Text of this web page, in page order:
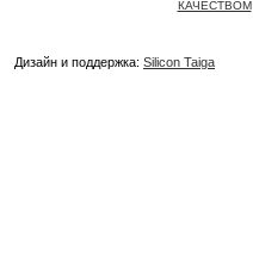
КАЧЕСТВОМ
Дизайн и поддержка: Silicon Taiga